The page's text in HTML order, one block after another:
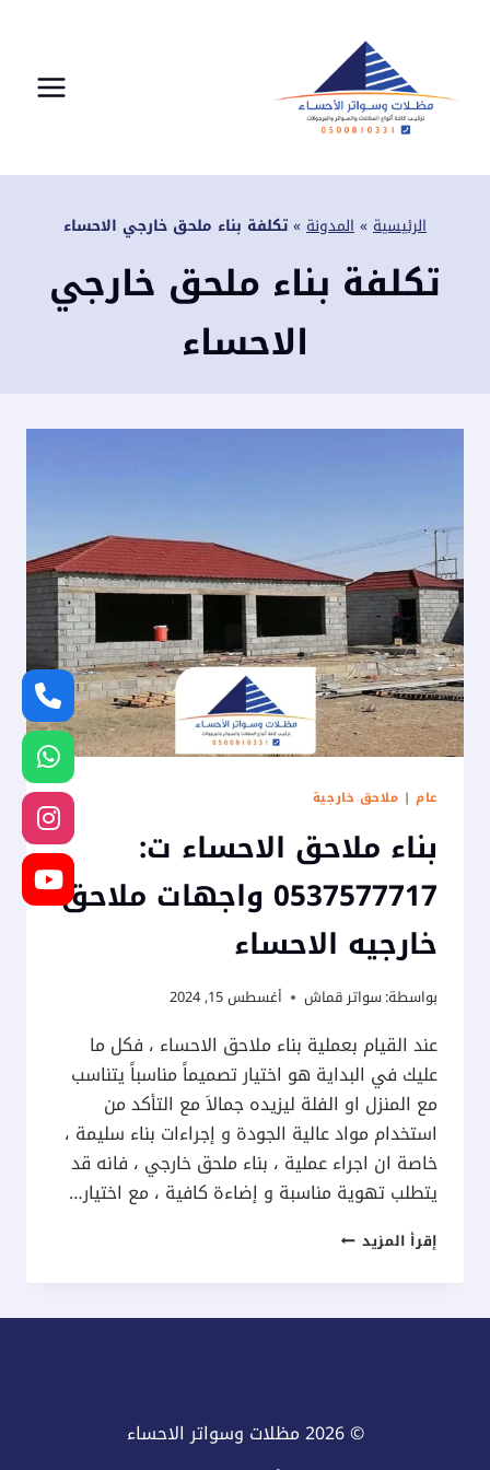
الرئيسية » المدونة » تكلفة بناء ملحق خارجي الاحساء
تكلفة بناء ملحق خارجي
الاحساء
عام| ملاحق خارجية
بناء ملاحق الاحساء ت:
0537577717 واجهات ملاحق
خارجيه الاحساء
بواسطة:سواتر قماش أغسطس 15, 2024
عند القيام بعملية بناء ملاحق الاحساء ، فكل ما
عليك في البداية هو اختيار تصميماً مناسباً يتناسب
مع المنزل او الفلة ليزيده جمالاَ مع التأكد من
استخدام مواد عالية الجودة و إجراءات بناء سليمة ،
خاصة ان اجراء عملية ، بناء ملحق خارجي ، فانه قد
يتطلب تهوية مناسبة و إضاءة كافية ، مع اختيار…
إقرأ المزيدبناء
ت:
خارجيه
© 2026 مظلات وسواتر الاحساء